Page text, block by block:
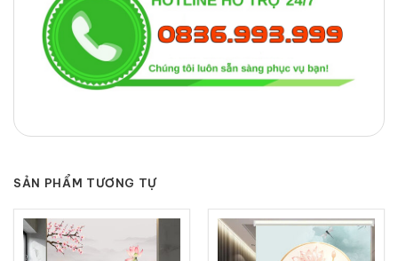
SẢN PHẨM TƯƠNG TỰ